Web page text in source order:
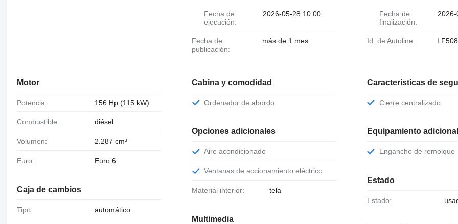
Fecha de
ejecución:
2026-05-28 10:00
Fecha de
finalización:
Fecha de
publicación:
más de 1 mes Id. de Autoline:
Motor
Potencia: 156 Hp (115 kW)
Combustible: diésel
Volumen: 2.287 cm³
Euro: Euro 6
Caja de cambios
Tipo: automático
Cabina y comodidad
Ordenador de abordo
Opciones adicionales
Aire acondicionado
Ventanas de accionamiento eléctrico
Material interior: tela
Multimedia
Características de
Cierre centralizado
Equipamiento adicional
Enganche de remolque
Estado
Estado: